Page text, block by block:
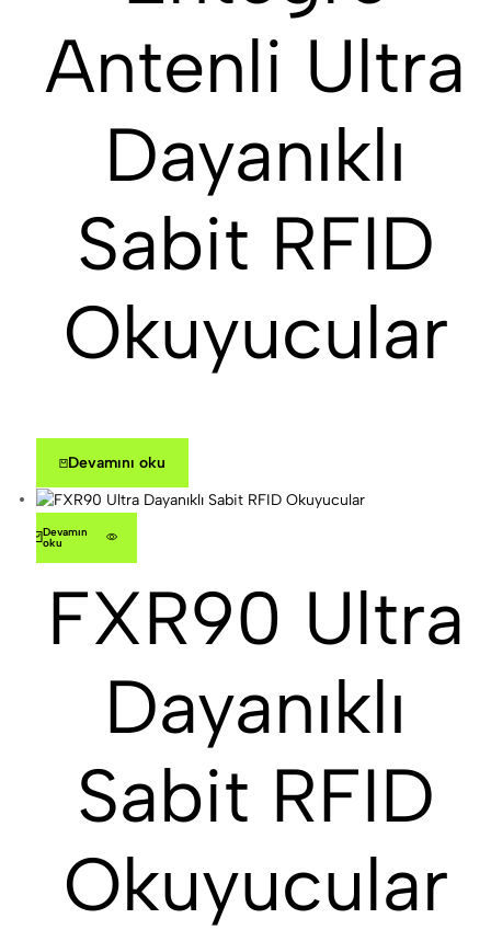
Antenli Ultra
Dayanıklı
Sabit RFID
Okuyucular
Devamını oku
Devamını
oku
FXR90 Ultra
Dayanıklı
Sabit RFID
Okuyucular